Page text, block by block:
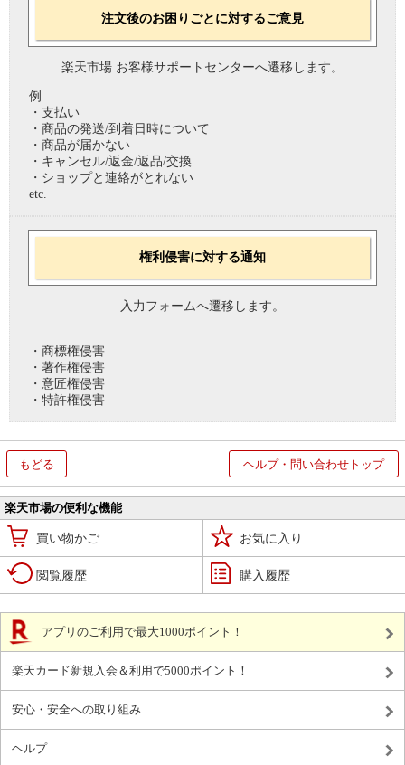
注文後のお困りごとに対するご意見
楽天市場 お客様サポートセンターへ遷移します。
例
・支払い
・商品の発送/到着日時について
・商品が届かない
・キャンセル/返金/返品/交換
・ショップと連絡がとれない
etc.
権利侵害に対する通知
入力フォームへ遷移します。
・商標権侵害
・著作権侵害
・意匠権侵害
・特許権侵害
もどる ヘルプ・問い合わせトップ
楽天市場の便利な機能
買い物かご お気に入り
閲覧履歴 購入履歴
アプリのご利用で最大1000ポイント！
楽天カード新規入会＆利用で5000ポイント！
安心・安全への取り組み
ヘルプ